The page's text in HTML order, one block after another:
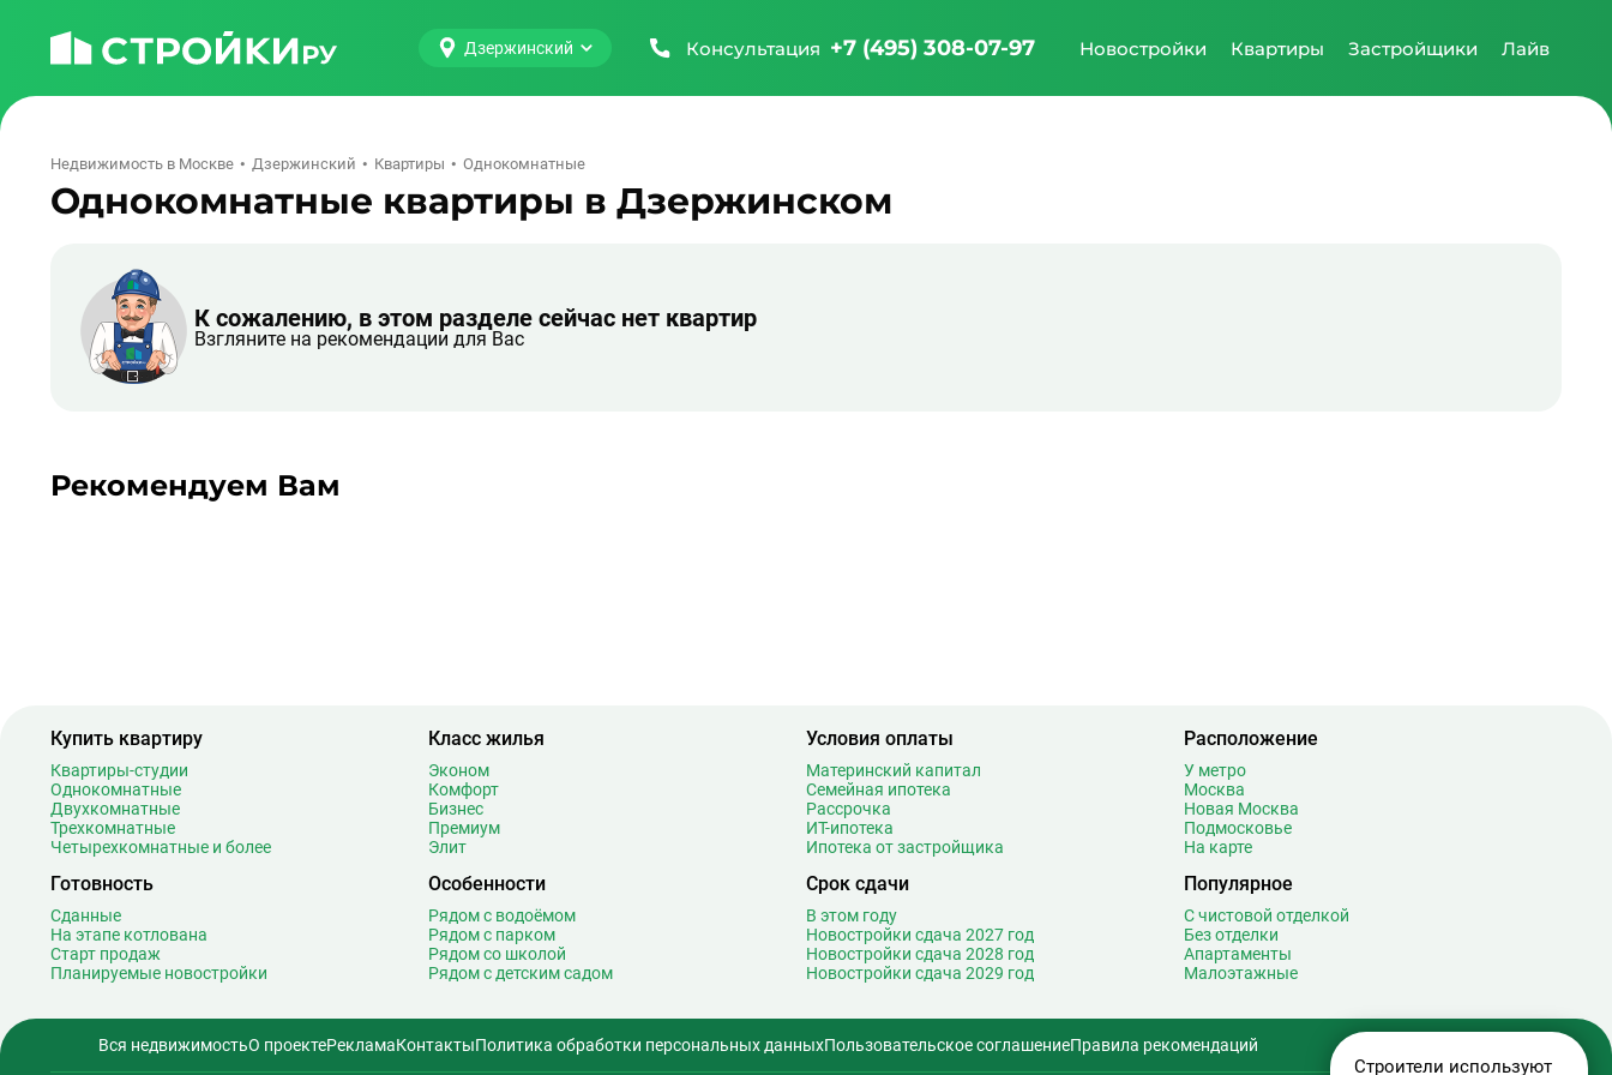
Дзержинский Консультация +7 (495) 308-07-97 Новостройки Квартиры Застройщики Лайв
Недвижимость в Москве Дзержинский Квартиры Однокомнатные
Однокомнатные квартиры в Дзержинском
К сожалению, в этом разделе сейчас нет квартир
Взгляните на рекомендации для Вас
Рекомендуем Вам
Купить квартиру
Квартиры-студии
Однокомнатные
Двухкомнатные
Трехкомнатные
Четырехкомнатные и более
Готовность
Сданные
На этапе котлована
Старт продаж
Планируемые новостройки
Класс жилья
Эконом
Комфорт
Бизнес
Премиум
Элит
Особенности
Рядом с водоёмом
Рядом с парком
Рядом со школой
Рядом с детским садом
Условия оплаты
Материнский капитал
Семейная ипотека
Рассрочка
ИТ-ипотека
Ипотека от застройщика
Срок сдачи
В этом году
Новостройки сдача 2027 год
Новостройки сдача 2028 год
Новостройки сдача 2029 год
Расположение
У метро
Москва
Новая Москва
Подмосковье
На карте
Популярное
С чистовой отделкой
Без отделки
Апартаменты
Малоэтажные
Вся недвижимостьО проектеРекламаКонтактыПолитика обработки персональных данныхПользовательское соглашениеПравила рекомендаций
Строители используют